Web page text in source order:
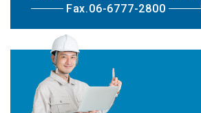
Fax.06-6777-2800